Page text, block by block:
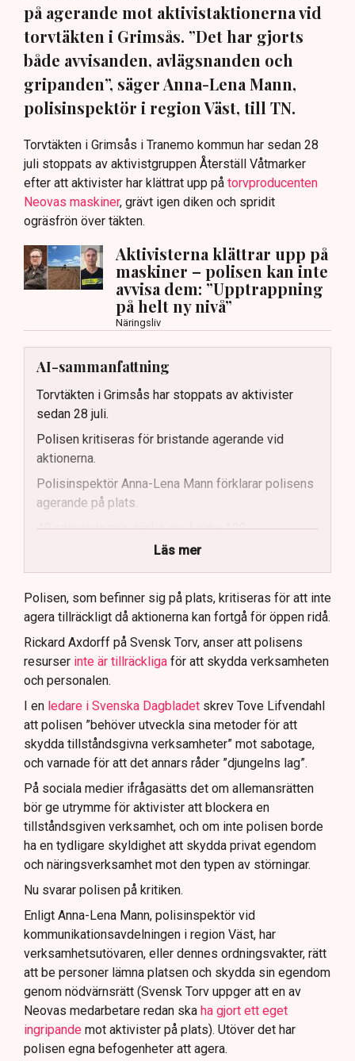
på agerande mot aktivistaktionerna vid
torvtäkten i Grimsås. ”Det har gjorts
både avvisanden, avlägsnanden och
gripanden”, säger Anna-Lena Mann,
polisinspektör i region Väst, till TN.
Torvtäkten i Grimsås i Tranemo kommun har sedan 28
juli stoppats av aktivistgruppen Återställ Våtmarker
efter att aktivister har klättrat upp på torvproducenten
Neovas maskiner, grävt igen diken och spridit
ogräsfrön över täkten.
Aktivisterna klättrar upp på
maskiner – polisen kan inte
avvisa dem: ”Upptrappning
på helt ny nivå”
Näringsliv
AI-sammanfattning
Torvtäkten i Grimsås har stoppats av aktivister
sedan 28 juli.
Polisen kritiseras för bristande agerande vid
aktionerna.
Polisinspektör Anna-Lena Mann förklarar polisens
agerande på plats.
40 personer misstänks med cirka 120
brottsmisstankar kopplade.
Polisen använder drönare och uniformerad polis
för att dokumentera bevis.
Samtidigt är polisarbetet komplext när det gäller
att navigera juridiska rättigheter och gränser.
Läs mer
Polisen, som befinner sig på plats, kritiseras för att inte
agera tillräckligt då aktionerna kan fortgå för öppen ridå.
Rickard Axdorff på Svensk Torv, anser att polisens
resurser inte är tillräckliga för att skydda verksamheten
och personalen.
I en ledare i Svenska Dagbladet skrev Tove Lifvendahl
att polisen ”behöver utveckla sina metoder för att
skydda tillståndsgivna verksamheter” mot sabotage,
och varnade för att det annars råder ”djungelns lag”.
På sociala medier ifrågasätts det om allemansrätten
bör ge utrymme för aktivister att blockera en
tillståndsgiven verksamhet, och om inte polisen borde
ha en tydligare skyldighet att skydda privat egendom
och näringsverksamhet mot den typen av störningar.
Nu svarar polisen på kritiken.
Enligt Anna-Lena Mann, polisinspektör vid
kommunikationsavdelningen i region Väst, har
verksamhetsutövaren, eller dennes ordningsvakter, rätt
att be personer lämna platsen och skydda sin egendom
genom nödvärnsrätt (Svensk Torv uppger att en av
Neovas medarbetare redan ska ha gjort ett eget
ingripande mot aktivister på plats). Utöver det har
polisen egna befogenheter att agera.